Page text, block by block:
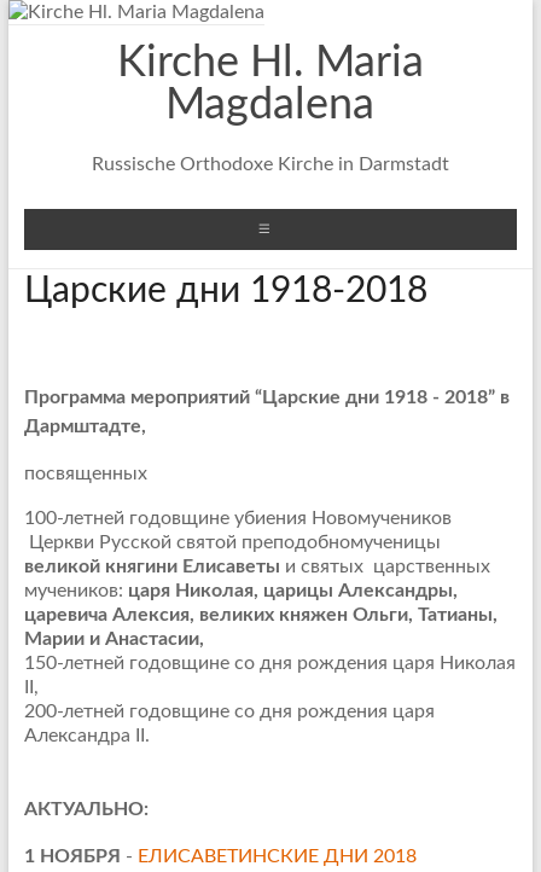
Перейти
содержимомуKirche Hl. Maria
Magdalena
Russische Orthodoxe Kirche in Darmstadt
Царские дни 1918-2018
Программа мероприятий “Царские дни 1918 - 2018” в
Дармштадте,
посвященных
100-летней годовщине убиения Новомучеников
Церкви Русской святой преподобномученицы
великой княгини Елиcаветы и святых царственных
мучеников: царя Николая, царицы Александры,
царевича Алексия, великих княжен Ольги, Татианы,
Марии и Анастасии,
150-летней годовщине со дня рождения царя Николая
II,
200-летней годовщине со дня рождения царя
Александра II.
АКТУАЛЬНО:
1 НОЯБРЯ - ЕЛИСАВЕТИНСКИЕ ДНИ 2018